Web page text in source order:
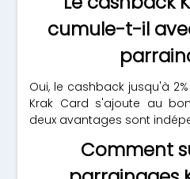
cumule-t-il
Oui, le cashback jusqu'à
Krak Card s'ajoute au
deux avantages sont
Comment